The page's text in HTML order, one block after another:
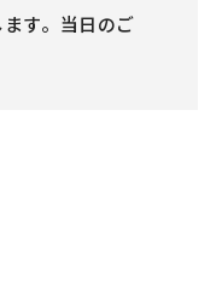
す。当日のご